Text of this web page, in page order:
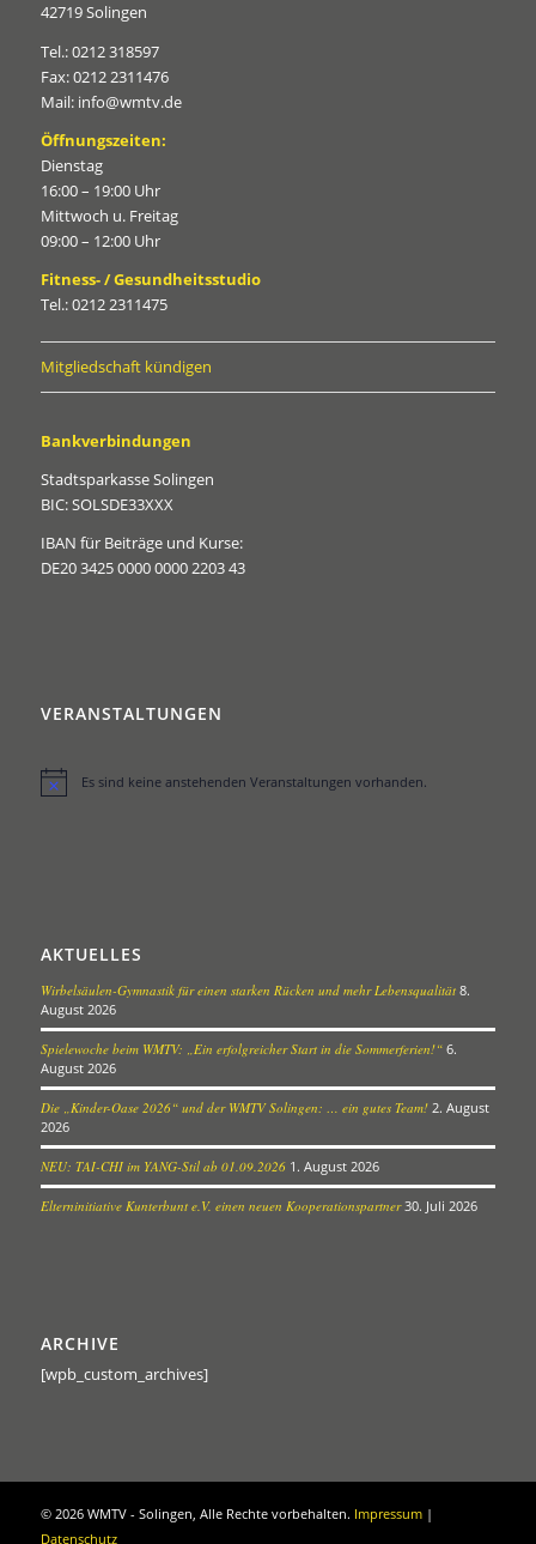
42719 Solingen
Tel.: 0212 318597
Fax: 0212 2311476
Mail: info@wmtv.de
Öffnungszeiten:
Dienstag
16:00 – 19:00 Uhr
Mittwoch u. Freitag
09:00 – 12:00 Uhr
Fitness- / Gesundheitsstudio
Tel.: 0212 2311475
Mitgliedschaft kündigen
Bankverbindungen
Stadtsparkasse Solingen
BIC: SOLSDE33XXX
IBAN für Beiträge und Kurse:
DE20 3425 0000 0000 2203 43
VERANSTALTUNGEN
HinweisEs sind keine anstehenden Veranstaltungen vorhanden.
AKTUELLES
Wirbelsäulen-Gymnastik für einen starken Rücken und mehr Lebensqualität 8.
August 2026
Spielewoche beim WMTV: „Ein erfolgreicher Start in die Sommerferien!“ 6.
August 2026
Die „Kinder-Oase 2026“ und der WMTV Solingen: … ein gutes Team! 2. August
2026
NEU: TAI-CHI im YANG-Stil ab 01.09.2026 1. August 2026
Elterninitiative Kunterbunt e.V. einen neuen Kooperationspartner 30. Juli 2026
ARCHIVE
[wpb_custom_archives]
© 2026 WMTV - Solingen, Alle Rechte vorbehalten. Impressum|
Datenschutz